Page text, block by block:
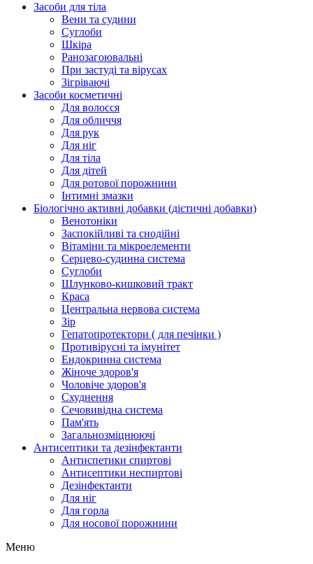
Засоби для тіла
Вени та судини
Суглоби
Шкіра
Ранозагоювальні
При застуді та вірусах
Зігріваючі
Засоби косметичні
Для волосся
Для обличчя
Для рук
Для ніг
Для тіла
Для дітей
Для ротової порожнини
Інтимні змазки
Біологічно активні добавки (дієтичні добавки)
Венотоніки
Заспокійливі та снодійні
Вітаміни та мікроелементи
Серцево-судинна система
Суглоби
Шлунково-кишковий тракт
Краса
Центральна нервова система
Зір
Гепатопротектори ( для печінки )
Противірусні та імунітет
Ендокринна система
Жіноче здоров'я
Чоловіче здоров'я
Схуднення
Сечовивідна система
Пам'ять
Загальнозміцнюючі
Антисептики та дезінфектанти
Антиспетики спиртові
Антисептики неспиртові
Дезінфектанти
Для ніг
Для горла
Для носової порожнини
Меню